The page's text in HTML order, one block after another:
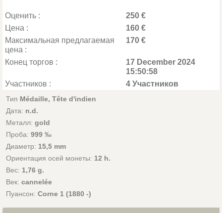
Оценить :
250 €
Цена :
160 €
Максимальная предлагаемая
цена :
170 €
Конец торгов :
17 December 2024
15:50:58
Участников :
4 Участников
Тип Médaille, Tête d'indien
Дата: n.d.
Металл: gold
Проба: 999 ‰
Диаметр: 15,5 mm
Ориентация осей монеты: 12 h.
Вес: 1,76 g.
Век: cannelée
Пуансон: Corne 1 (1880 -)